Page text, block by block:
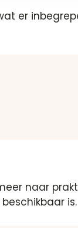
er
naar
is.​